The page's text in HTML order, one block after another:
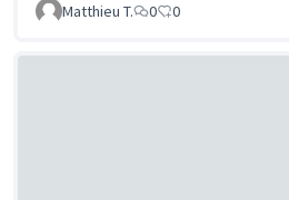
Matthieu T.
0 0